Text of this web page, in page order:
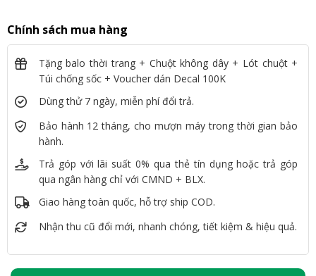
Chính sách mua hàng
Tặng balo thời trang + Chuột không dây + Lót chuột +
Túi chống sốc + Voucher dán Decal 100K
Dùng thử 7 ngày, miễn phí đổi trả.
Bảo hành 12 tháng, cho mượn máy trong thời gian bảo
hành.
Trả góp với lãi suất 0% qua thẻ tín dụng hoặc trả góp
qua ngân hàng chỉ với CMND + BLX.
Giao hàng toàn quốc, hỗ trợ ship COD.
Nhận thu cũ đổi mới, nhanh chóng, tiết kiệm & hiệu quả.